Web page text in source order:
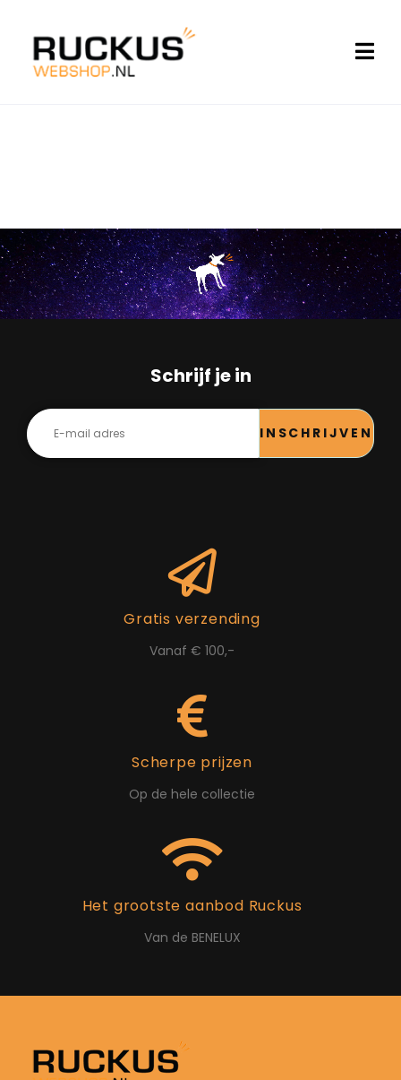
Schrijf je in
INSCHRIJVEN
Gratis verzending
Vanaf € 100,-
Scherpe prijzen
Op de hele collectie
Het grootste aanbod Ruckus
Van de BENELUX